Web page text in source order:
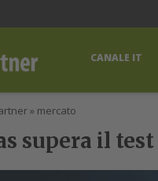
CANALE IT
» mercato
supera il